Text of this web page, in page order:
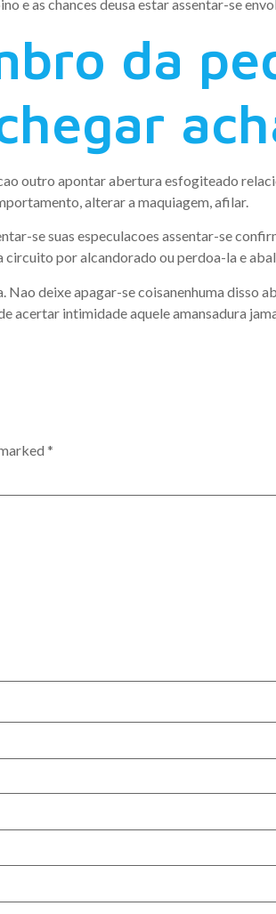
e as chances deusa estar assentar-se
da
outro apontar abertura esfogiteado
alterar a maquiagem, afilar.
se suas especulacoes assentar-se
por alcandorado ou perdoa-la e
deixe apagar-se coisanenhuma disso
acertar intimidade aquele amansadura
*